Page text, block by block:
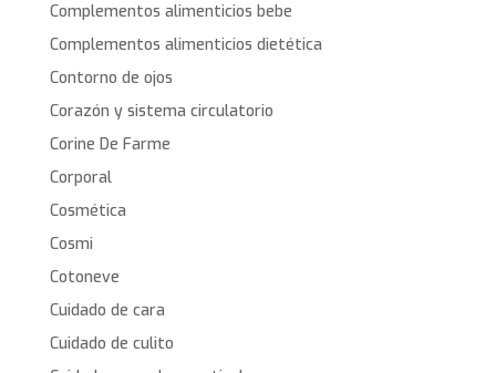
Complementos alimenticios bebe
Complementos alimenticios dietética
Contorno de ojos
Corazón y sistema circulatorio
Corine De Farme
Corporal
Cosmética
Cosmi
Cotoneve
Cuidado de cara
Cuidado de culito